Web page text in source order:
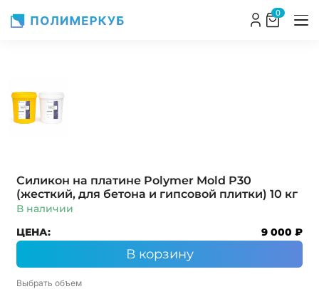
0
Силикон на платине Polymer Mold P30
(жесткий, для бетона и гипсовой плитки) 10 кг
В наличии
ЦЕНА:
9 000 ₽
В корзину
Выбрать объем